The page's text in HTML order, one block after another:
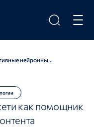
как помощник
Генеративные нейронные сети как помощник в поиске деструктивного контента